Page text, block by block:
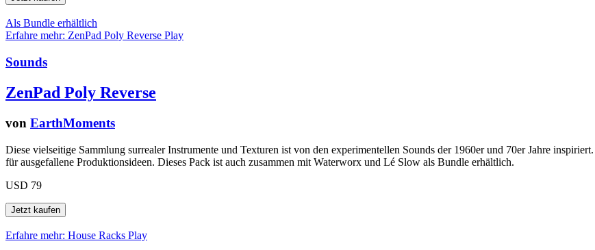
Als Bundle erhältlich
Erfahre mehr: ZenPad Poly Reverse Play
Sounds
ZenPad Poly Reverse
von EarthMoments
Diese vielseitige Sammlung surrealer Instrumente und Texturen ist von den experimentellen Sounds der 1960er und 70er Jahre
für ausgefallene Produktionsideen. Dieses Pack ist auch zusammen mit Waterworx und Lé Slow als Bundle erhältlich.
USD 79
Erfahre mehr: House Racks Play